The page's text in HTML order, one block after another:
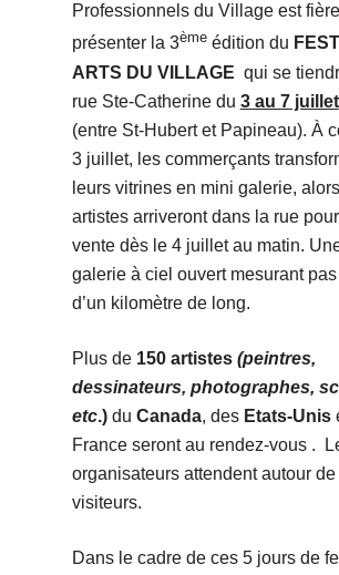
Professionnels du Village est
présenter la 3èmeédition du
ARTS DU VILLAGE qui se
rue Ste-Catherine du 3 au 7 juillet
(entre St-Hubert et Papineau). À
3 juillet, les commerçants
leurs vitrines en mini galerie,
artistes arriveront dans la rue
vente dès le 4 juillet au matin.
galerie à ciel ouvert mesurant
d’un kilomètre de long.
Plus de 150 artistes (peintres,
dessinateurs, photographes,
etc.)du Canada, des Etats-Unis
France seront au rendez-vous .
organisateurs attendent autour
visiteurs.
Dans le cadre de ces 5 jours de